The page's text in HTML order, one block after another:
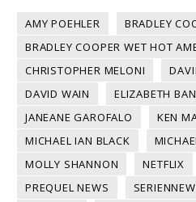
AMY POEHLER
BRADLEY
BRADLEY COOPER WET HOT
CHRISTOPHER MELONI
DAVID WAIN
ELIZABETH
JANEANE GAROFALO
KEN
MICHAEL IAN BLACK
MOLLY SHANNON
NETFLIX
PREQUEL NEWS